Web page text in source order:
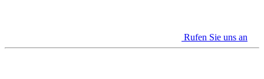
Rufen Sie uns an